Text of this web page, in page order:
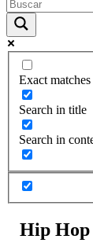
Exact
Search in title
Search in
Hip Hop